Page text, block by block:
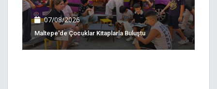
07/08/2026
Maltepe'de Çocuklar Kitaplarla Buluştu